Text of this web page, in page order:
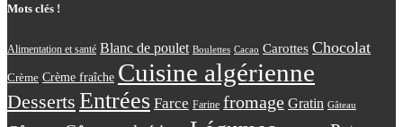
Mots clés !
Alimentation et santé Blanc de poulet Boulettes Cacao Carottes Chocolat
Crème Crème fraîche Cuisine algérienne
Desserts Entrées Farce Farine fromage Gratin Gâteau